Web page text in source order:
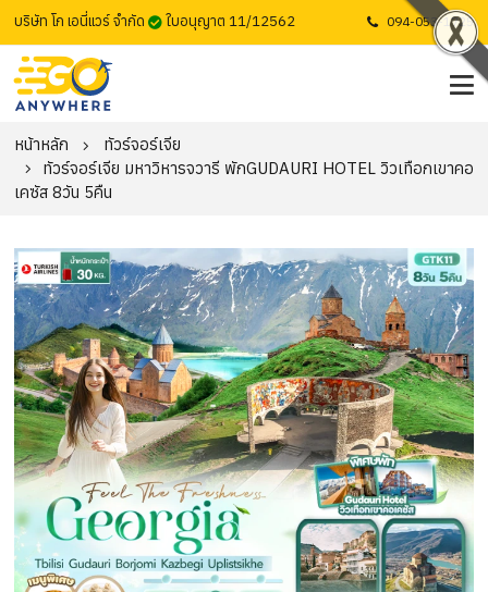
บริษัท โก เอนี่แวร์ จำกัด ใบอนุญาต 11/12562 094-053-1725
หน้าหลัก
ทัวร์จอร์เจีย
ทัวร์จอร์เจีย มหาวิหารจวารี พักGUDAURI HOTEL วิวเทือกเขาคอ
เคซัส 8วัน 5คืน